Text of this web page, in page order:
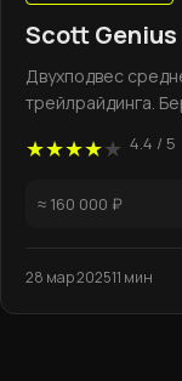
Scott Genius
Двухподвес
трейлрайдинга.
★★★★★ 4.4 / 5
≈ 160 000 ₽
28 мар 202511 мин